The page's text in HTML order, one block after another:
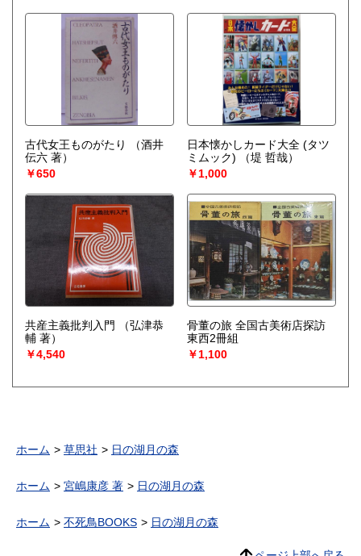
古代女王ものがたり
（酒井
伝六 著）
￥650
日本懐かしカード大全 (タツ
ミムック)
（堤 哲哉）
￥1,000
共産主義批判入門
（弘津恭
輔 著）
￥4,540
骨董の旅 全国古美術店探訪
東西2冊組
￥1,100
ホーム 草思社 日の湖月の森
ホーム 宮嶋康彦 著 日の湖月の森
ホーム 不死鳥BOOKS 日の湖月の森